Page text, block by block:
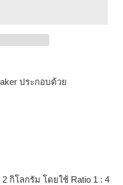
ประกอบด้วย
กิโลกรัม โดยใช้ Ratio 1 : 4